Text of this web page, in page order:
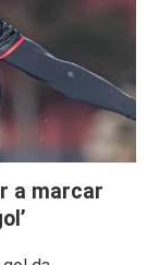
a marcar